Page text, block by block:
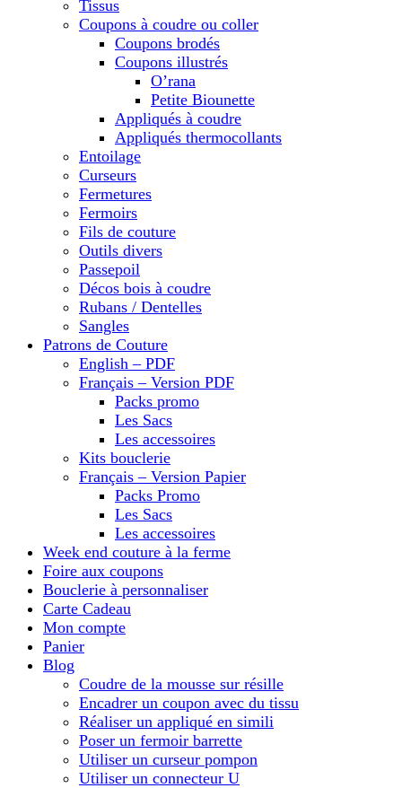
Tissus
Coupons à coudre ou coller
Coupons brodés
Coupons illustrés
O’rana
Petite Biounette
Appliqués à coudre
Appliqués thermocollants
Entoilage
Curseurs
Fermetures
Fermoirs
Fils de couture
Outils divers
Passepoil
Décos bois à coudre
Rubans / Dentelles
Sangles
Patrons de Couture
English – PDF
Français – Version PDF
Packs promo
Les Sacs
Les accessoires
Kits bouclerie
Français – Version Papier
Packs Promo
Les Sacs
Les accessoires
Week end couture à la ferme
Foire aux coupons
Bouclerie à personnaliser
Carte Cadeau
Mon compte
Panier
Blog
Coudre de la mousse sur résille
Encadrer un coupon avec du tissu
Réaliser un appliqué en simili
Poser un fermoir barrette
Utiliser un curseur pompon
Utiliser un connecteur U